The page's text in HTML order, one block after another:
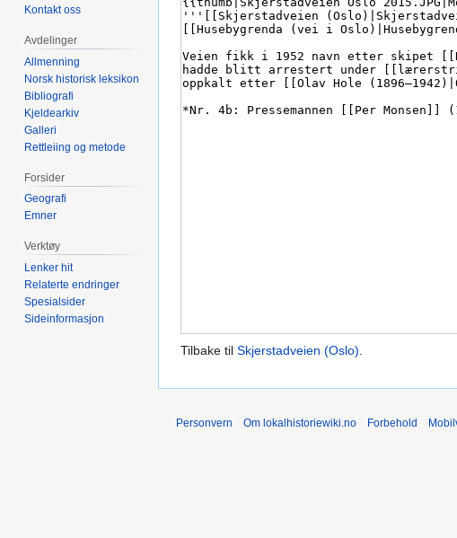
Tilbake til Skjerstadveien (Oslo).
Kontakt oss
Avdelinger
Allmenning
Norsk historisk leksikon
Bibliografi
Kjeldearkiv
Galleri
Rettleiing og metode
Forsider
Geografi
Emner
Verktøy
Lenker hit
Relaterte endringer
Spesialsider
Sideinformasjon
Personvern Om lokalhistoriewiki.no Forbehold